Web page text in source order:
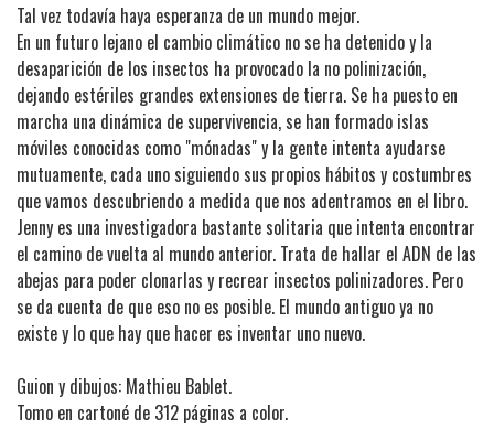
Tal vez todavía haya esperanza de un mundo mejor.
En un futuro lejano el cambio climático no se ha detenido y la
desaparición de los insectos ha provocado la no polinización,
dejando estériles grandes extensiones de tierra. Se ha puesto en
marcha una dinámica de supervivencia, se han formado islas
móviles conocidas como "mónadas" y la gente intenta ayudarse
mutuamente, cada uno siguiendo sus propios hábitos y costumbres
que vamos descubriendo a medida que nos adentramos en el libro.
Jenny es una investigadora bastante solitaria que intenta encontrar
el camino de vuelta al mundo anterior. Trata de hallar el ADN de las
abejas para poder clonarlas y recrear insectos polinizadores. Pero
se da cuenta de que eso no es posible. El mundo antiguo ya no
existe y lo que hay que hacer es inventar uno nuevo.
Guion y dibujos: Mathieu Bablet.
Tomo en cartoné de 312 páginas a color.